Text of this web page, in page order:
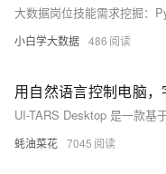
大数据岗位技能需求挖掘：
小白学大数据 486
蚝油菜花 7045